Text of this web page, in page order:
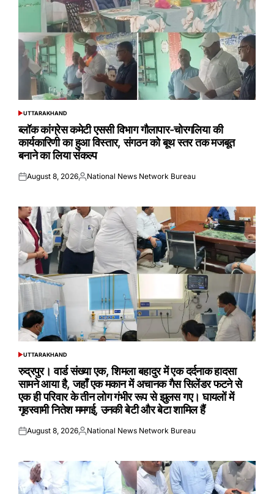
POSTED
UTTARAKHAND
ब्लॉक कांग्रेस कमेटी एससी विभाग गौलापार-चोरगलिया की
कार्यकारिणी का हुआ विस्तार, संगठन को बूथ स्तर तक मजबूत
बनाने का लिया संकल्प
Posted
August 8, 2026Posted
National News Network Bureau
POSTED
UTTARAKHAND
रुद्रपुर। वार्ड संख्या एक, शिमला बहादुर में एक दर्दनाक हादसा
सामने आया है, जहाँ एक मकान में अचानक गैस सिलेंडर फटने से
एक ही परिवार के तीन लोग गंभीर रूप से झुलस गए। घायलों में
गृहस्वामी नितेश ममगई, उनकी बेटी और बेटा शामिल हैं
Posted
August 8, 2026Posted
National News Network Bureau